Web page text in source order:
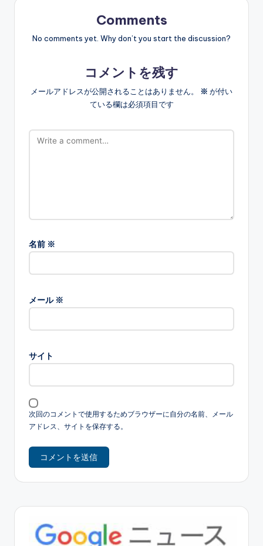
Comments
No comments yet. Why don’t you start the discussion?
コメントを残す
メールアドレスが公開されることはありません。 ※ が付い
ている欄は必須項目です
名前 ※
メール ※
サイト
次回のコメントで使用するためブラウザーに自分の名前、メール
アドレス、サイトを保存する。